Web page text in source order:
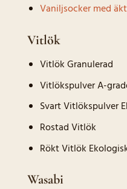
Vaniljsocker med
Vitlök
Vitlök Granulerad
Vitlökspulver A-
Svart Vitlökspulver
Rostad Vitlök
Rökt Vitlök
Wasabi